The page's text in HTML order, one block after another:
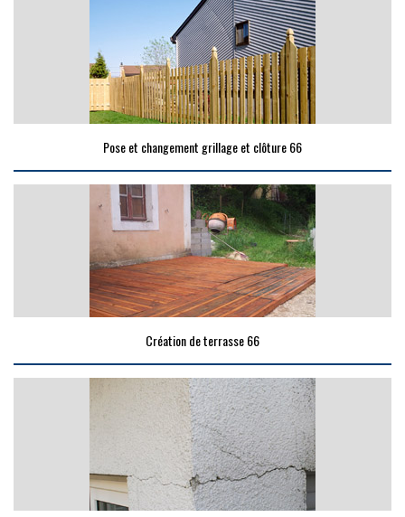
Pose et changement grillage et clôture 66
Création de terrasse 66